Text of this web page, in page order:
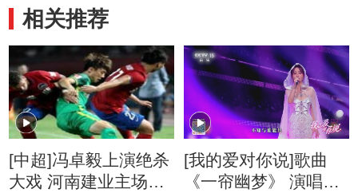
相关推荐
[中超]冯卓毅上演绝杀
大戏 河南建业主场胜
[我的爱对你说]歌曲
《一帘幽梦》 演唱：